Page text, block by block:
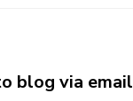
blog via email